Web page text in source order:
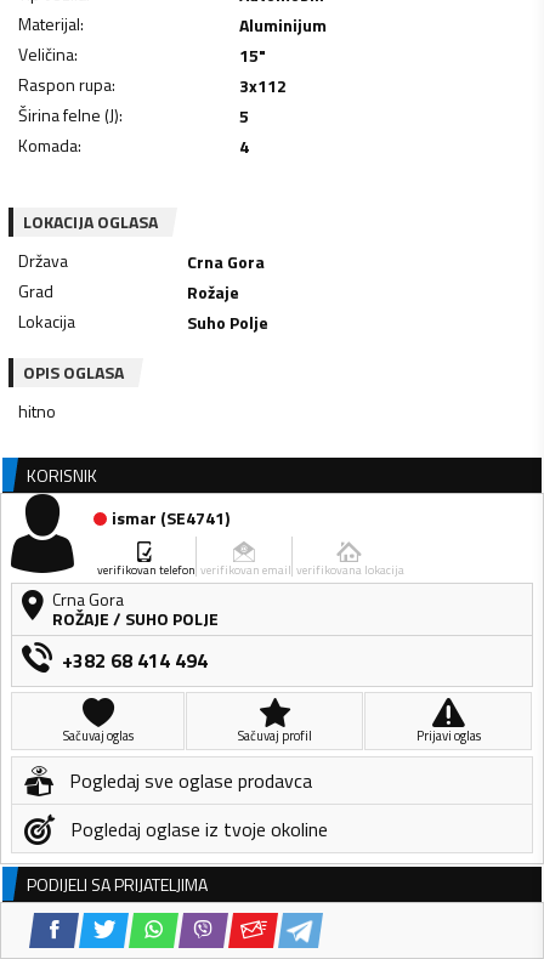
Materijal:
Aluminijum
Veličina:
15"
Raspon rupa:
3x112
Širina felne (J):
5
Komada: 4
LOKACIJA OGLASA
Država
Crna Gora
Grad
Rožaje
Lokacija
Suho Polje
OPIS OGLASA
KORISNIK
ismar (SE4741)
verifikovan telefon verifikovan email verifikovana lokacija
Crna Gora
ROŽAJE/ SUHO POLJE
+382 68 414 494
Sačuvaj oglas Sačuvaj profil Prijavi oglas
Pogledaj sve oglase prodavca
Pogledaj oglase iz tvoje okoline
PODIJELI SA PRIJATELJIMA